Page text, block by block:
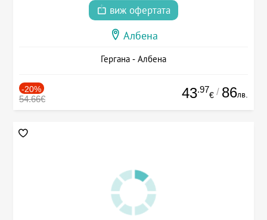
виж офертата
Албена
Гергана - Албена
-20%
54.66€ 43.97
€ / 86лв.